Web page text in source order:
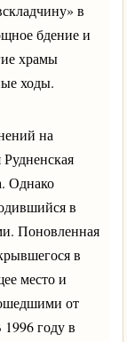
в
бдение и
храмы
ходы.
на
Однако
в
Поновленная
в
место и
от
году в